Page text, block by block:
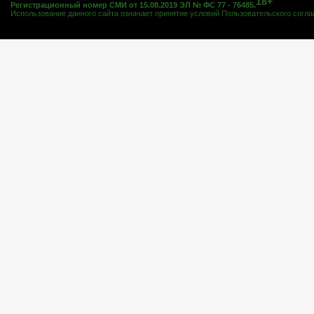
Регистрационный номер СМИ от 15.08.2019 ЭЛ № ФС 77 - 76485.
Использование данного сайта означает принятие условий Пользовательского